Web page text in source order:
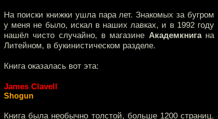
На поиски книжки ушла пара лет. Знакомых за бугром
у меня не было, искал в наших лавках, и в 1992 году
нашёл чисто случайно, в магазине Академкнигана
Литейном, в букинистическом разделе.
Книга оказалась вот эта:
James Clavell
Shogun
Книга была необычно толстой, больше 1200 страниц.